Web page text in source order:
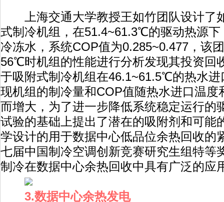
上海交通大学教授王如竹团队设计了
式制冷机组，在51.4~61.3℃的驱动热源
冷冻水，系统COP值为0.285~0.477，该
56℃时机组的性能进行分析发现其投资回
于吸附式制冷机组在46.1~61.5℃的热水
现机组的制冷量和COP值随热水进口温
而增大，为了进一步降低系统稳定运行的
试验的基础上提出了潜在的吸附剂和可能
学设计的用于数据中心低品位余热回收的
七届中国制冷空调创新竞赛研究生组特等
制冷在数据中心余热回收中具有广泛的应
3.数据中心余热发电